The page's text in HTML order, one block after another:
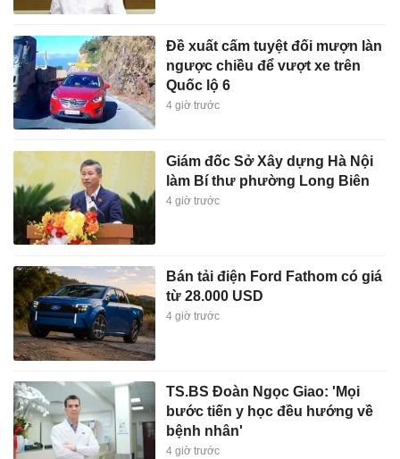
Đề xuất cấm tuyệt đối mượn làn
ngược chiều để vượt xe trên
Quốc lộ 6
4 giờ trước
Giám đốc Sở Xây dựng Hà Nội
làm Bí thư phường Long Biên
4 giờ trước
Bán tải điện Ford Fathom có giá
từ 28.000 USD
4 giờ trước
TS.BS Đoàn Ngọc Giao: 'Mọi
bước tiến y học đều hướng về
bệnh nhân'
4 giờ trước